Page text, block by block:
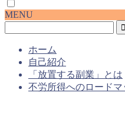
MENU
ホーム
自己紹介
「放置する副業」とは
不労所得へのロードマ